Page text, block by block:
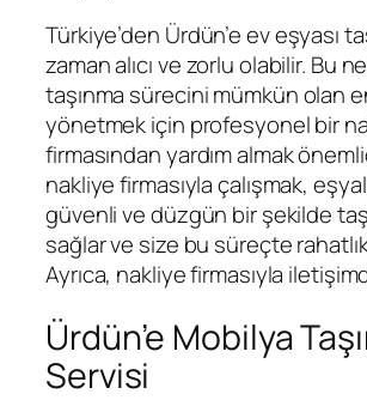
Türkiye’den Ürdün’e ev eşyası
zaman alıcı ve zorlu olabilir. Bu
taşınma sürecini mümkün olan
yönetmek için profesyonel bir
firmasından yardım almak
nakliye firmasıyla çalışmak,
güvenli ve düzgün bir şekilde
sağlar ve size bu süreçte
Ayrıca, nakliye firmasıyla
Ürdün’e Mobilya
Servisi